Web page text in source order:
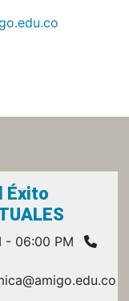
Éxito
- 06:00 PM